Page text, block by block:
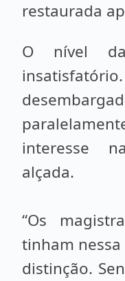
restaurada
O nível
interesse
alçada.
“Os
tinham
distinção.